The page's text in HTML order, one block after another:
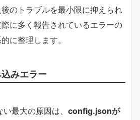
のトラブルを最小限に抑えられ
に多く報告されているエラーの
に整理します。
みエラー
最大の原因は、 config.jsonが